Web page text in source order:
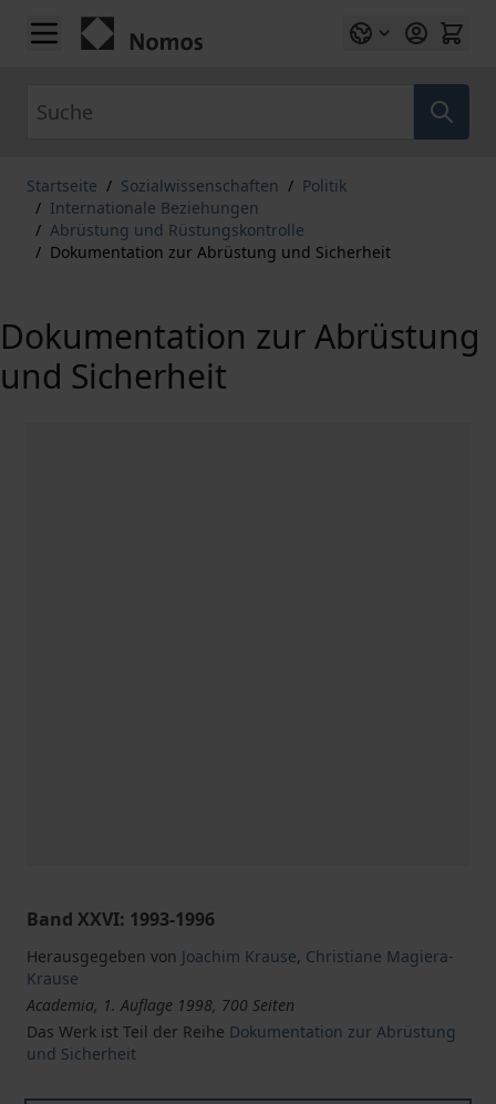
Zum Inhalt springen
Startseite / Sozialwissenschaften / Politik
/ Internationale Beziehungen
/ Abrüstung und Rüstungskontrolle
/ Dokumentation zur Abrüstung und Sicherheit
Dokumentation zur Abrüstung
und Sicherheit
Band XXVI: 1993-1996
Herausgegeben von Joachim Krause, Christiane Magiera-
Krause
Academia, 1. Auflage 1998, 700 Seiten
Das Werk ist Teil der Reihe Dokumentation zur Abrüstung
und Sicherheit